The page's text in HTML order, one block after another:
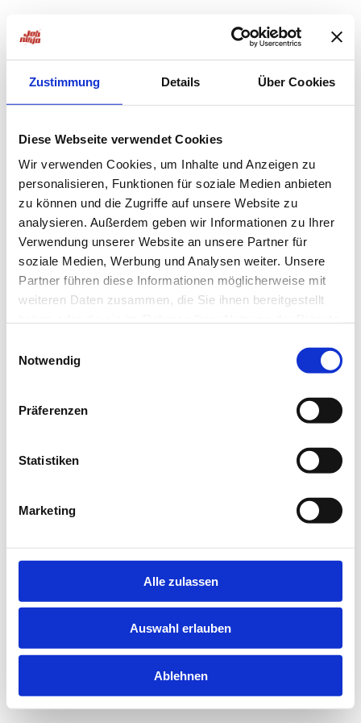
Zustimmung Details Über Cookies
Diese Webseite verwendet Cookies
Wir verwenden Cookies, um Inhalte und Anzeigen zu
personalisieren, Funktionen für soziale Medien anbieten
zu können und die Zugriffe auf unsere Website zu
analysieren. Außerdem geben wir Informationen zu Ihrer
Verwendung unserer Website an unsere Partner für
soziale Medien, Werbung und Analysen weiter. Unsere
Partner führen diese Informationen möglicherweise mit
weiteren Daten zusammen, die Sie ihnen bereitgestellt
Notwendig
Präferenzen
Statistiken
Marketing
Alle zulassen
Auswahl erlauben
Ablehnen
loadingjobninja.com
for more